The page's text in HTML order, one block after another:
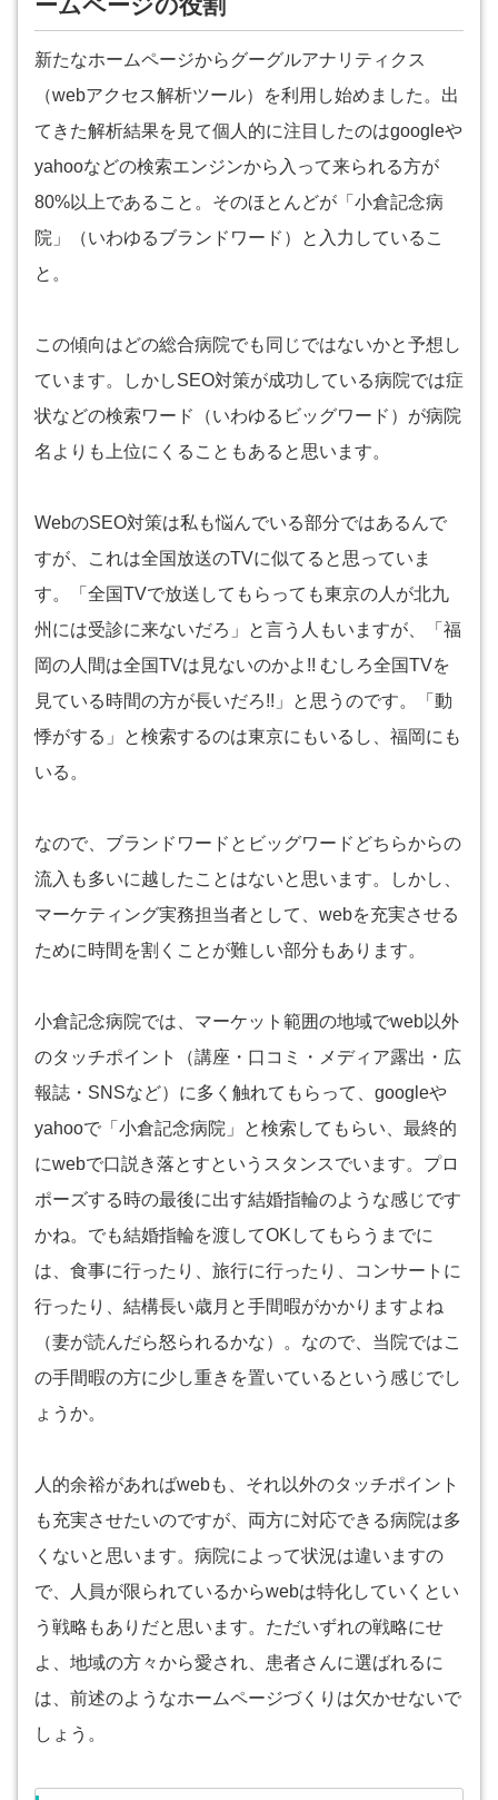
新たなホームページからグーグルアナリティクス
（webアクセス解析ツール）を利用し始めました。出
てきた解析結果を見て個人的に注目したのはgoogleや
yahooなどの検索エンジンから入って来られる方が
80%以上であること。そのほとんどが「小倉記念病
院」（いわゆるブランドワード）と入力しているこ
と。
この傾向はどの総合病院でも同じではないかと予想し
ています。しかしSEO対策が成功している病院では症
状などの検索ワード（いわゆるビッグワード）が病院
名よりも上位にくることもあると思います。
WebのSEO対策は私も悩んでいる部分ではあるんで
すが、これは全国放送のTVに似てると思っていま
す。「全国TVで放送してもらっても東京の人が北九
州には受診に来ないだろ」と言う人もいますが、「福
岡の人間は全国TVは見ないのかよ!! むしろ全国TVを
見ている時間の方が長いだろ!!」と思うのです。「動
悸がする」と検索するのは東京にもいるし、福岡にも
いる。
なので、ブランドワードとビッグワードどちらからの
流入も多いに越したことはないと思います。しかし、
マーケティング実務担当者として、webを充実させる
ために時間を割くことが難しい部分もあります。
小倉記念病院では、マーケット範囲の地域でweb以外
のタッチポイント（講座・口コミ・メディア露出・広
報誌・SNSなど）に多く触れてもらって、googleや
yahooで「小倉記念病院」と検索してもらい、最終的
にwebで口説き落とすというスタンスでいます。プロ
ポーズする時の最後に出す結婚指輪のような感じです
かね。でも結婚指輪を渡してOKしてもらうまでに
は、食事に行ったり、旅行に行ったり、コンサートに
行ったり、結構長い歳月と手間暇がかかりますよね
（妻が読んだら怒られるかな）。なので、当院ではこ
の手間暇の方に少し重きを置いているという感じでし
ょうか。
人的余裕があればwebも、それ以外のタッチポイント
も充実させたいのですが、両方に対応できる病院は多
くないと思います。病院によって状況は違いますの
で、人員が限られているからwebは特化していくとい
う戦略もありだと思います。ただいずれの戦略にせ
よ、地域の方々から愛され、患者さんに選ばれるに
は、前述のようなホームページづくりは欠かせないで
しょう。